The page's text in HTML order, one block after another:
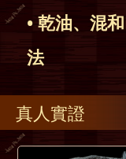
• 乾油、混
法
真人實證